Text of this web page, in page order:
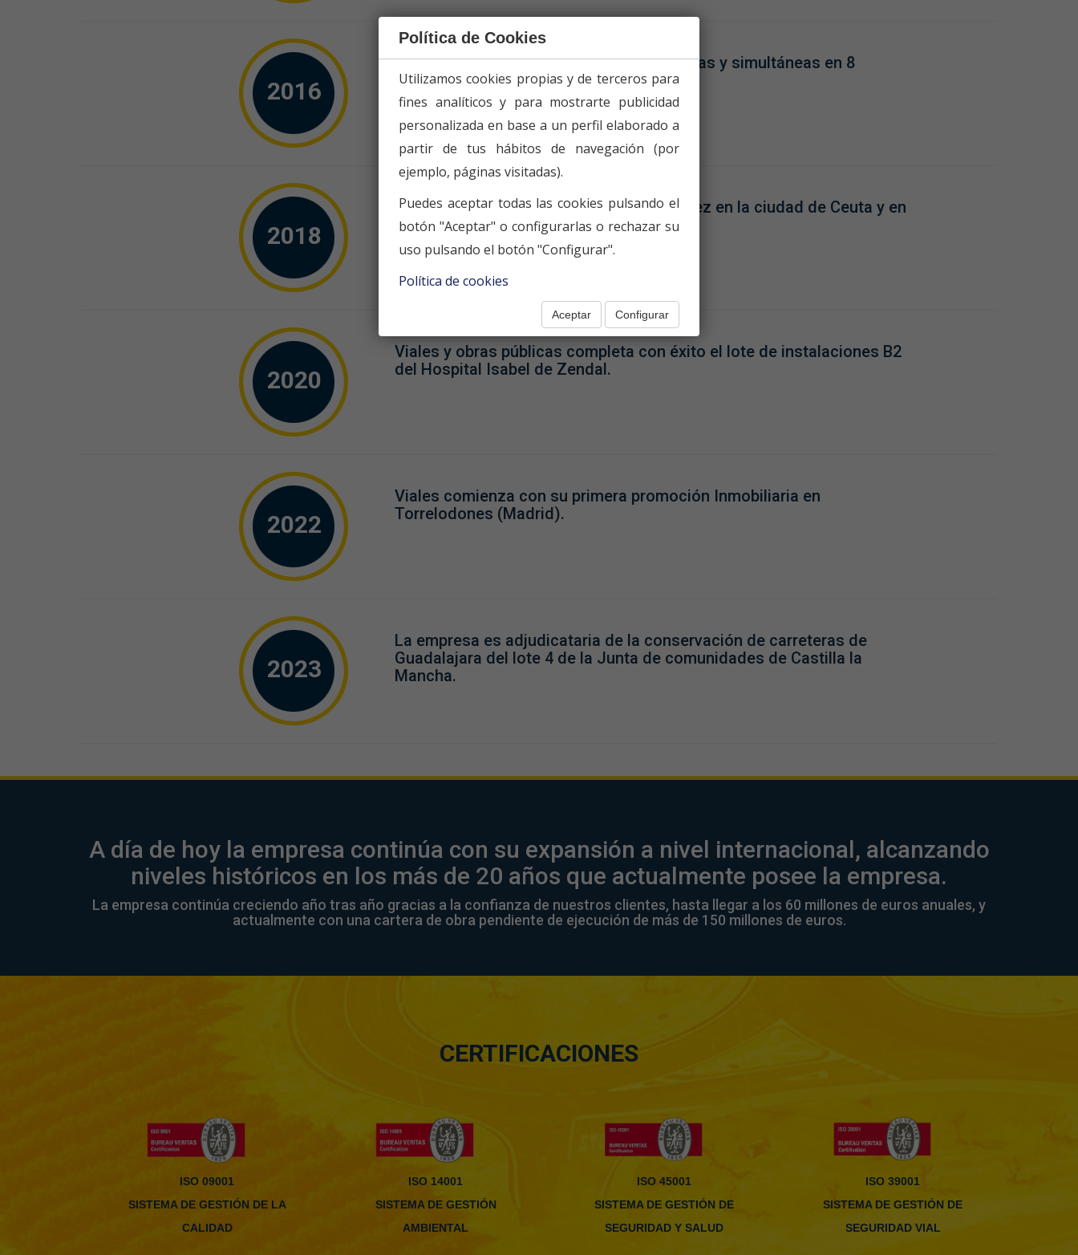
2016
Expansión nacional con ejecuciones activas y simultáneas en 8
comunidades autónomas.
2018
La empresa continúa si expansión, esta vez en la ciudad de Ceuta y en
la isla de Tenerife.
2020
Viales y obras públicas completa con éxito el lote de instalaciones B2
del Hospital Isabel de Zendal.
2022
Viales comienza con su primera promoción Inmobiliaria en
Torrelodones (Madrid).
2023
La empresa es adjudicataria de la conservación de carreteras de
Guadalajara del lote 4 de la Junta de comunidades de Castilla la
Mancha.
A día de hoy la empresa continúa con su expansión a nivel internacional, alcanzando
niveles históricos en los más de 20 años que actualmente posee la empresa.
La empresa continúa creciendo año tras año gracias a la confianza de nuestros clientes, hasta llegar a los 60 millones de euros anuales, y
actualmente con una cartera de obra pendiente de ejecución de más de 150 millones de euros.
CERTIFICACIONES
ISO 09001
SISTEMA DE GESTIÓN DE LA
CALIDAD
ISO 14001
SISTEMA DE GESTIÓN
AMBIENTAL
ISO 45001
SISTEMA DE GESTIÓN DE
SEGURIDAD Y SALUD
ISO 39001
SISTEMA DE GESTIÓN DE
SEGURIDAD VIAL
Política de Cookies
Utilizamos cookies propias y de terceros para
fines analíticos y para mostrarte publicidad
personalizada en base a un perfil elaborado a
partir de tus hábitos de navegación (por
ejemplo, páginas visitadas).
Puedes aceptar todas las cookies pulsando el
botón "Aceptar" o configurarlas o rechazar su
uso pulsando el botón "Configurar".
Política de cookies
Aceptar Configurar